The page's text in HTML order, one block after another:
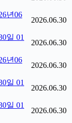
년06
2026.06.30
일 01
2026.06.30
년06
2026.06.30
일 01
2026.06.30
일 01
2026.06.30